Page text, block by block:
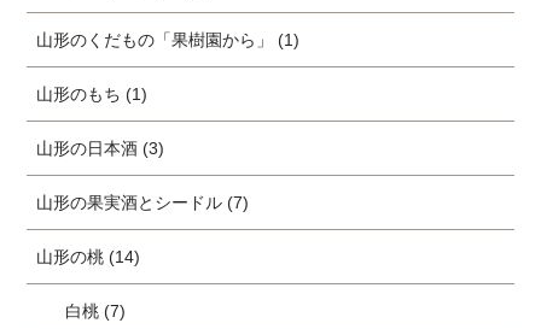
山形のくだもの「果樹園から」 (1)
山形のもち (1)
山形の日本酒 (3)
山形の果実酒とシードル (7)
山形の桃 (14)
白桃 (7)